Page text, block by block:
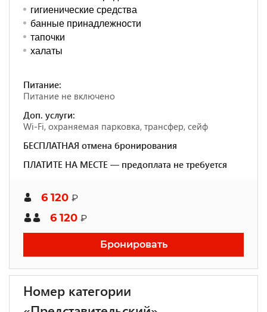
гигиенические средства
банные принадлежности
тапочки
халаты
Питание:
Питание не включено
Доп. услуги:
Wi-Fi, охраняемая парковка, трансфер, сейф
БЕСПЛАТНАЯ отмена бронирования
ПЛАТИТЕ НА МЕСТЕ — предоплата не требуется
6 120 ₽
6 120 ₽
Бронировать
Номер категории